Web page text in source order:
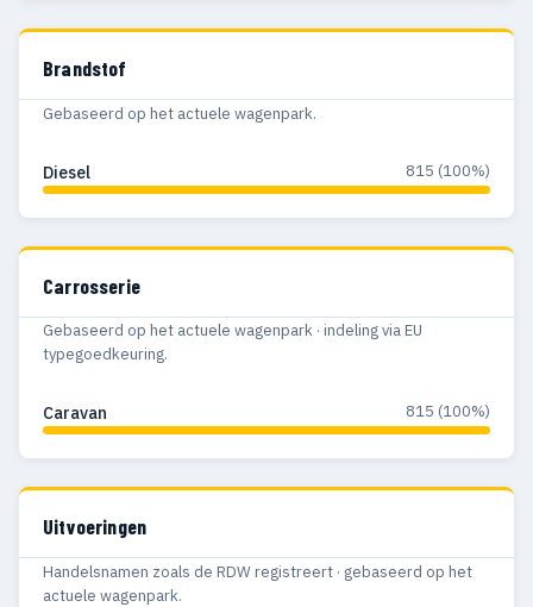
Brandstof
Gebaseerd op het actuele wagenpark.
Diesel 815 (100%)
Carrosserie
Gebaseerd op het actuele wagenpark · indeling via EU
typegoedkeuring.
Caravan 815 (100%)
Uitvoeringen
Handelsnamen zoals de RDW registreert · gebaseerd op het
actuele wagenpark.